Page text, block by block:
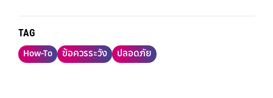
TAG
How-To ข้อควรระวัง ปลอดภัย